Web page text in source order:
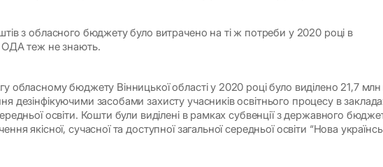
з обласного бюджету було витрачено на ті ж потреби у 2020 році в
ОДА теж не знають.
обласному бюджету Вінницької області у 2020 році було виділено 21,7 млн
дезінфікуючими засобами захисту учасників освітнього процесу в
освіти. Кошти були виділені в рамках субвенції з державного
якісної, сучасної та доступної загальної середньої освіти “Нова